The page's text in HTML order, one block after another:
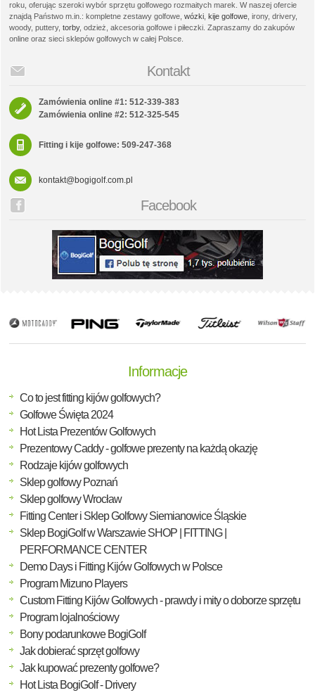
roku, oferując szeroki wybór sprzętu golfowego rozmaitych marek. W naszej ofercie
znajdą Państwo m.in.: kompletne zestawy golfowe, wózki kije golfowe , irony, drivery,
woody, puttery, torby, odzież, akcesoria golfowe i piłeczki. Zapraszamy do zakupów
online oraz sieci sklepów golfowych w całej Polsce.
Kontakt
Zamówienia online #1: 512-339-383
Zamówienia online #2: 512-325-545
Fitting i kije golfowe: 509-247-368
kontakt@bogigolf.com.pl
Facebook
Informacje
Co to jest fitting kijów golfowych?
Golfowe Święta 2024
Hot Lista Prezentów Golfowych
Prezentowy Caddy - golfowe prezenty na każdą okazję
Rodzaje kijów golfowych
Sklep golfowy Poznań
Sklep golfowy Wrocław
Fitting Center i Sklep Golfowy Siemianowice Śląskie
Sklep BogiGolf w Warszawie SHOP | FITTING |
PERFORMANCE CENTER
Demo Days i Fitting Kijów Golfowych w Polsce
Program Mizuno Players
Custom Fitting Kijów Golfowych - prawdy i mity o doborze sprzętu
Program lojalnościowy
Bony podarunkowe BogiGolf
Jak dobierać sprzęt golfowy
Jak kupować prezenty golfowe?
Hot Lista BogiGolf - Drivery